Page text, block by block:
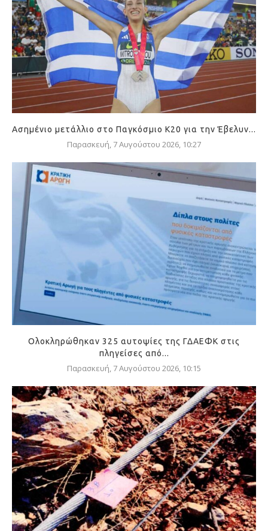
Ασημένιο μετάλλιο στο Παγκόσμιο Κ20 για την Έβελυν...
Παρασκευή, 7 Αυγούστου 2026, 10:27
Ολοκληρώθηκαν 325 αυτοψίες της ΓΔΑΕΦΚ στις
πληγείσες από...
Παρασκευή, 7 Αυγούστου 2026, 10:15